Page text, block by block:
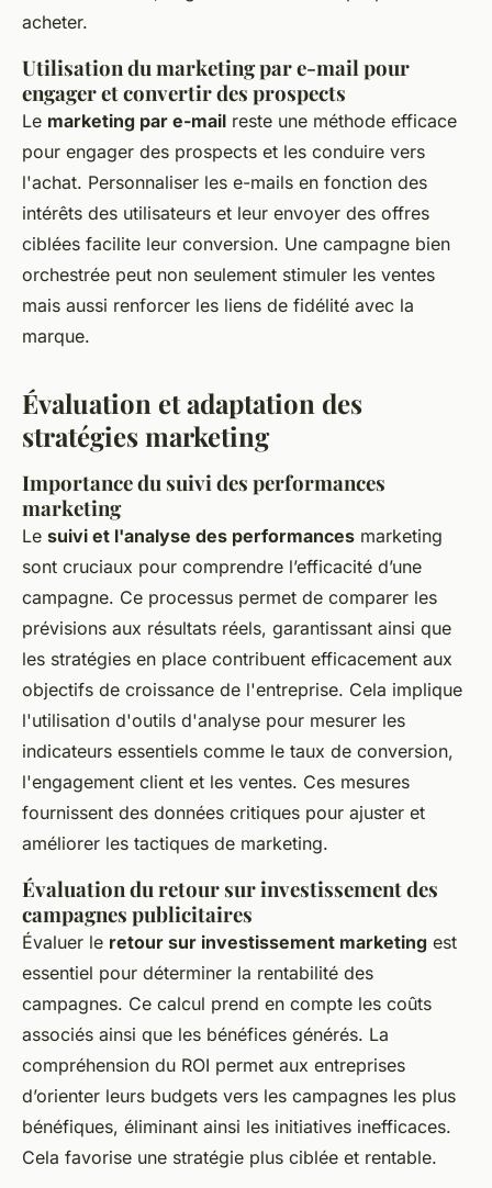
acheter.
Utilisation du marketing par e-mail pour
engager et convertir des prospects
Le marketing par e-mail reste une méthode efficace
pour engager des prospects et les conduire vers
l'achat. Personnaliser les e-mails en fonction des
intérêts des utilisateurs et leur envoyer des offres
ciblées facilite leur conversion. Une campagne bien
orchestrée peut non seulement stimuler les ventes
mais aussi renforcer les liens de fidélité avec la
marque.
Évaluation et adaptation des
stratégies marketing
Importance du suivi des performances
marketing
Le suivi et l'analyse des performances marketing
sont cruciaux pour comprendre l’efficacité d’une
campagne. Ce processus permet de comparer les
prévisions aux résultats réels, garantissant ainsi que
les stratégies en place contribuent efficacement aux
objectifs de croissance de l'entreprise. Cela implique
l'utilisation d'outils d'analyse pour mesurer les
indicateurs essentiels comme le taux de conversion,
l'engagement client et les ventes. Ces mesures
fournissent des données critiques pour ajuster et
améliorer les tactiques de marketing.
Évaluation du retour sur investissement des
campagnes publicitaires
Évaluer le retour sur investissement marketing est
essentiel pour déterminer la rentabilité des
campagnes. Ce calcul prend en compte les coûts
associés ainsi que les bénéfices générés. La
compréhension du ROI permet aux entreprises
d’orienter leurs budgets vers les campagnes les plus
bénéfiques, éliminant ainsi les initiatives inefficaces.
Cela favorise une stratégie plus ciblée et rentable.